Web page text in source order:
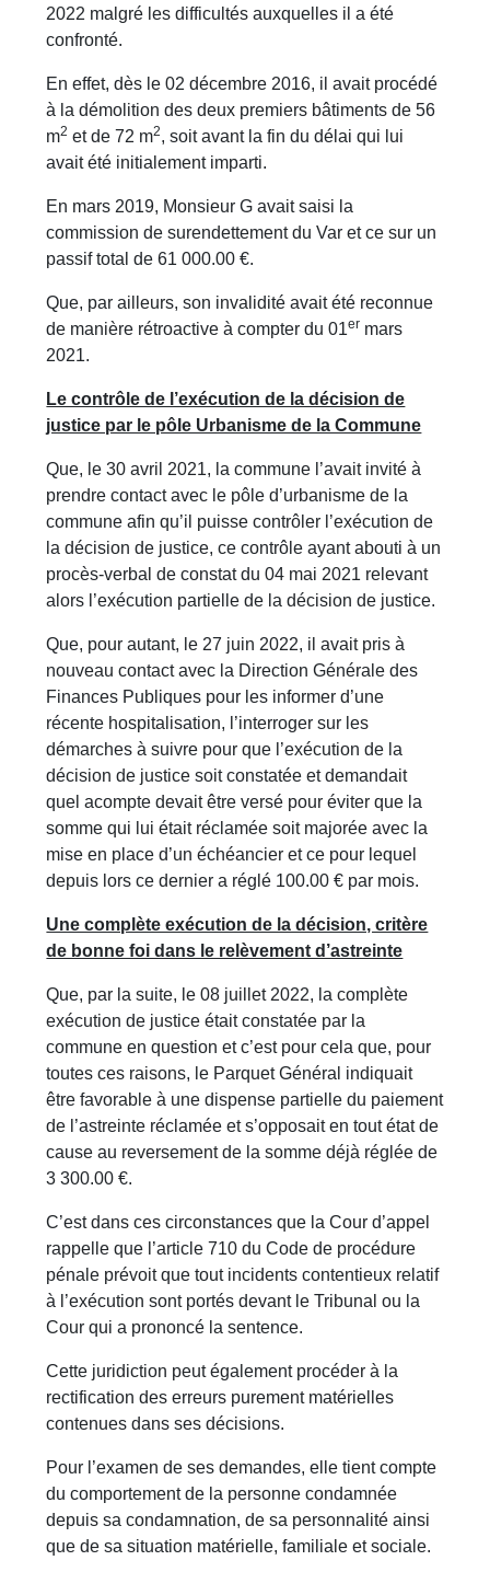
2022 malgré les difficultés auxquelles il a été
confronté.
En effet, dès le 02 décembre 2016, il avait procédé
à la démolition des deux premiers bâtiments de 56
m2 et de 72 m2, soit avant la fin du délai qui lui
avait été initialement imparti.
En mars 2019, Monsieur G avait saisi la
commission de surendettement du Var et ce sur un
passif total de 61 000.00 €.
Que, par ailleurs, son invalidité avait été reconnue
de manière rétroactive à compter du 01er mars
2021.
Le contrôle de l’exécution de la décision de
justice par le pôle Urbanisme de la Commune
Que, le 30 avril 2021, la commune l’avait invité à
prendre contact avec le pôle d’urbanisme de la
commune afin qu’il puisse contrôler l’exécution de
la décision de justice, ce contrôle ayant abouti à un
procès-verbal de constat du 04 mai 2021 relevant
alors l’exécution partielle de la décision de justice.
Que, pour autant, le 27 juin 2022, il avait pris à
nouveau contact avec la Direction Générale des
Finances Publiques pour les informer d’une
récente hospitalisation, l’interroger sur les
démarches à suivre pour que l’exécution de la
décision de justice soit constatée et demandait
quel acompte devait être versé pour éviter que la
somme qui lui était réclamée soit majorée avec la
mise en place d’un échéancier et ce pour lequel
depuis lors ce dernier a réglé 100.00 € par mois.
Une complète exécution de la décision, critère
de bonne foi dans le relèvement d’astreinte
Que, par la suite, le 08 juillet 2022, la complète
exécution de justice était constatée par la
commune en question et c’est pour cela que, pour
toutes ces raisons, le Parquet Général indiquait
être favorable à une dispense partielle du paiement
de l’astreinte réclamée et s’opposait en tout état de
cause au reversement de la somme déjà réglée de
3 300.00 €.
C’est dans ces circonstances que la Cour d’appel
rappelle que l’article 710 du Code de procédure
pénale prévoit que tout incidents contentieux relatif
à l’exécution sont portés devant le Tribunal ou la
Cour qui a prononcé la sentence.
Cette juridiction peut également procéder à la
rectification des erreurs purement matérielles
contenues dans ses décisions.
Pour l’examen de ses demandes, elle tient compte
du comportement de la personne condamnée
depuis sa condamnation, de sa personnalité ainsi
que de sa situation matérielle, familiale et sociale.